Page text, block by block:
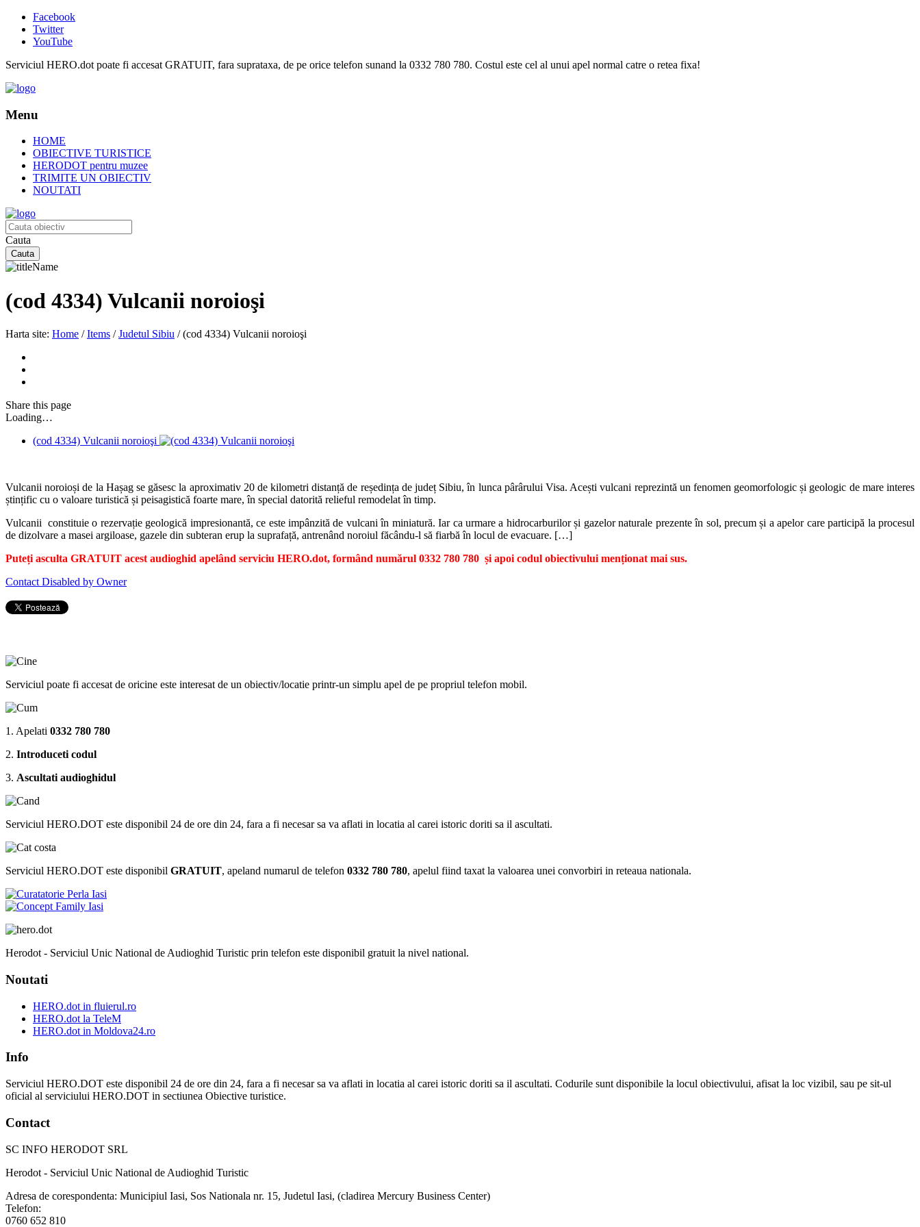
Facebook
Twitter
YouTube
Serviciul HERO.dot poate fi accesat GRATUIT, fara suprataxa, de pe orice telefon sunand la 0332 780 780. Costul este cel al unui apel normal catre o retea fixa!
Menu
HOME
OBIECTIVE TURISTICE
HERODOT pentru muzee
TRIMITE UN OBIECTIV
NOUTATI
Cauta
(cod 4334) Vulcanii noroioşi
Harta site: Home / Items / Judetul Sibiu / (cod 4334) Vulcanii noroioşi
Share this page
Loading…
(cod 4334) Vulcanii noroioşi
Vulcanii noroioși de la Hașag se găsesc la aproximativ 20 de kilometri distanță de reședința de județ Sibiu, în lunca pârârului Visa. Acești vulcani reprezintă un fenomen geomorfologic și geologic de mare interes
ștințific cu o valoare turistică și peisagistică foarte mare, în special datorită relieful remodelat în timp.
Vulcanii constituie o rezervație geologică impresionantă, ce este impânzită de vulcani în miniatură. Iar ca urmare a hidrocarburilor și gazelor naturale prezente în sol, precum și a apelor care participă la procesul
de dizolvare a masei argiloase, gazele din subteran erup la suprafață, antrenând noroiul făcându-l să fiarbă în locul de evacuare. […]
Puteți asculta GRATUIT acest audioghid apelând serviciu HERO.dot, formând numărul 0332 780 780 și apoi codul obiectivului menționat mai sus.
Contact Disabled by Owner
Serviciul poate fi accesat de oricine este interesat de un obiectiv/locatie printr-un simplu apel de pe propriul telefon mobil.
1. Apelati 0332 780 780
2. Introduceti codul
3. Ascultati audioghidul
Serviciul HERO.DOT este disponibil 24 de ore din 24, fara a fi necesar sa va aflati in locatia al carei istoric doriti sa il ascultati.
Serviciul HERO.DOT este disponibil GRATUIT, apeland numarul de telefon 0332 780 780, apelul fiind taxat la valoarea unei convorbiri in reteaua nationala.
Herodot - Serviciul Unic National de Audioghid Turistic prin telefon este disponibil gratuit la nivel national.
Noutati
HERO.dot in fluierul.ro
HERO.dot la TeleM
HERO.dot in Moldova24.ro
Info
Serviciul HERO.DOT este disponibil 24 de ore din 24, fara a fi necesar sa va aflati in locatia al carei istoric doriti sa il ascultati. Codurile sunt disponibile la locul obiectivului, afisat la loc vizibil, sau pe sit-ul
oficial al serviciului HERO.DOT in sectiunea Obiective turistice.
Contact
SC INFO HERODOT SRL
Herodot - Serviciul Unic National de Audioghid Turistic
Adresa de corespondenta: Municipiul Iasi, Sos Nationala nr. 15, Judetul Iasi, (cladirea Mercury Business Center)
Telefon:
0760 652 810